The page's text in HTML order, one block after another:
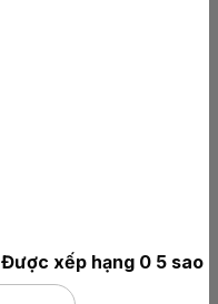
Được xếp hạng 0 5 sao